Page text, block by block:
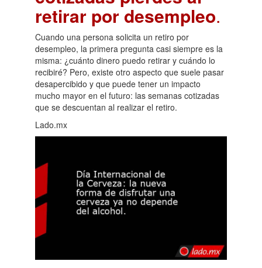
retirar por desempleo.
Cuando una persona solicita un retiro por
desempleo, la primera pregunta casi siempre es la
misma: ¿cuánto dinero puedo retirar y cuándo lo
recibiré? Pero, existe otro aspecto que suele pasar
desapercibido y que puede tener un impacto
mucho mayor en el futuro: las semanas cotizadas
que se descuentan al realizar el retiro.
Lado.mx